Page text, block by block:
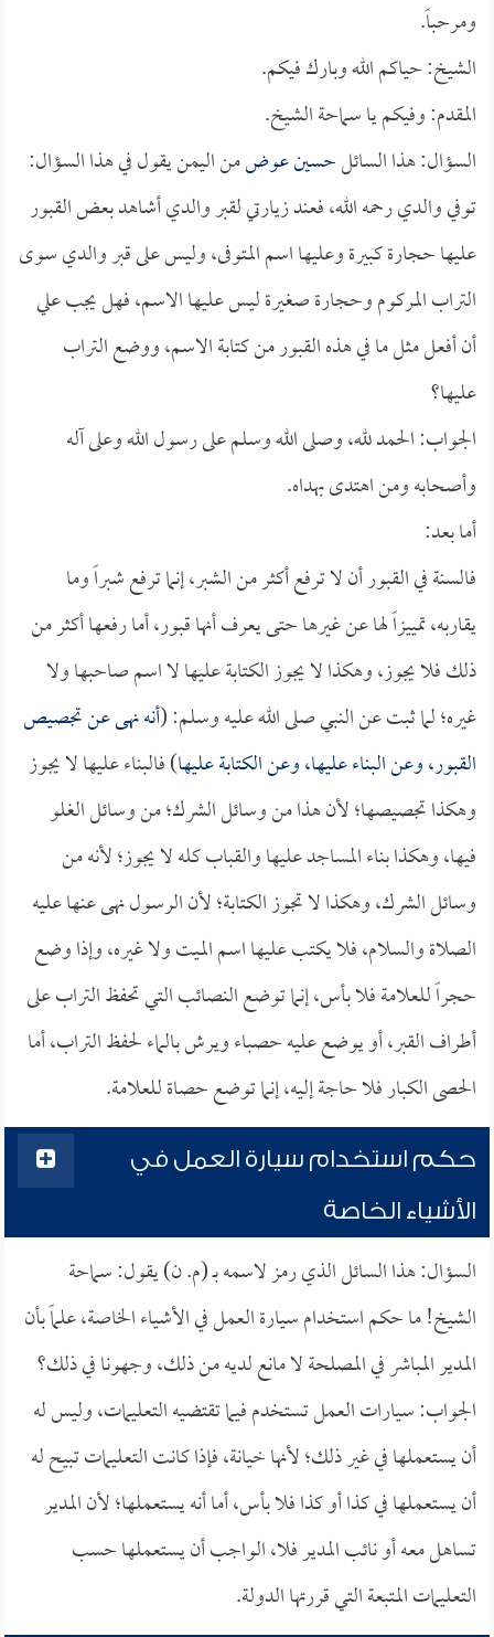
ومرحباً.
الشيخ: حياكم الله وبارك فيكم.
المقدم: وفيكم يا سماحة الشيخ.
السؤال: هذا السائلحسين عوضمن اليمن يقول في هذا السؤال:
توفي والدي رحمه الله، فعند زيارتي لقبر والدي أشاهد بعض القبور
عليها حجارة كبيرة وعليها اسم المتوفى، وليس على قبر والدي سوى
التراب المركوم وحجارة صغيرة ليس عليها الاسم، فهل يجب علي
أن أفعل مثل ما في هذه القبور من كتابة الاسم، ووضع التراب
عليها؟
الجواب: الحمد لله، وصلى الله وسلم على رسول الله وعلى آله
وأصحابه ومن اهتدى بهداه.
أما بعد:
فالسنة في القبور أن لا ترفع أكثر من الشبر، إنما ترفع شبراً وما
يقاربه، تمييزاً لها عن غيرها حتى يعرف أنها قبور، أما رفعها أكثر من
ذلك فلا يجوز، وهكذا لا يجوز الكتابة عليها لا اسم صاحبها ولا
غيره؛ لما ثبت عن النبي صلى الله عليه وسلم: (أنه نهى عن تجصيص
القبور، وعن البناء عليها، وعن الكتابة عليها) فالبناء عليها لا يجوز
وهكذا تجصيصها؛ لأن هذا من وسائل الشرك؛ من وسائل الغلو
فيها، وهكذا بناء المساجد عليها والقباب كله لا يجوز؛ لأنه من
وسائل الشرك، وهكذا لا تجوز الكتابة؛ لأن الرسول نهى عنها عليه
الصلاة والسلام، فلا يكتب عليها اسم الميت ولا غيره، وإذا وضع
حجراً للعلامة فلا بأس، إنما توضع النصائب التي تحفظ التراب على
أطراف القبر، أو يوضع عليه حصباء ويرش بالماء لحفظ التراب، أما
الحصى الكبار فلا حاجة إليه، إنما توضع حصاة للعلامة.
حكم استخدام سيارة العمل في
الأشياء الخاصة
السؤال: هذا السائل الذي رمز لاسمه بـ (م. ن) يقول: سماحة
الشيخ! ما حكم استخدام سيارة العمل في الأشياء الخاصة، علماً بأن
المدير المباشر في المصلحة لا مانع لديه من ذلك، وجهونا في ذلك؟
الجواب: سيارات العمل تستخدم فيما تقتضيه التعليمات، وليس له
أن يستعملها في غير ذلك؛ لأنها خيانة، فإذا كانت التعليمات تبيح له
أن يستعملها في كذا أو كذا فلا بأس، أما أنه يستعملها؛ لأن المدير
تساهل معه أو نائب المدير فلا، الواجب أن يستعملها حسب
التعليمات المتبعة التي قررتها الدولة.